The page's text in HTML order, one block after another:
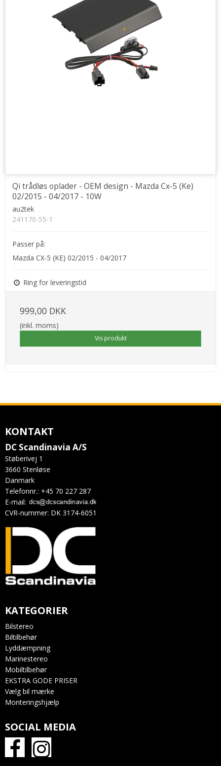
Qi trådløs oplader - OEM design - Mazda Cx-5 (Ke)
02/2015 - 04/2017 - 10W
au2tek
241170-55-1
Passer på:
Mazda CX-5 (KE) 02/2015 - 04/2017
Ring for leveringstid
999,00 DKK
(inkl. moms)
Vis produkt
KONTAKT
DC Scandinavia A/S
Støberivej 1
3660 Stenløse
Danmark
Telefonnr.: +45 70 227 287
E-mail:
CVR-nummer: DK 3174-6051
KATEGORIER
Bilstereo
Biltilbehør
Lyddæmpning
Marinestereo
Mobiltilbehør
EKSTRA GODE PRISER
Vælg bil mærke
Monteringshjælp
SOCIAL MEDIA